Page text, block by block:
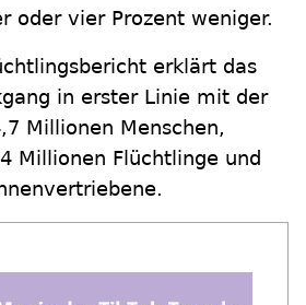
oder vier Prozent weniger.
erklärt das
in erster Linie mit der
Millionen Menschen,
Millionen Flüchtlinge und